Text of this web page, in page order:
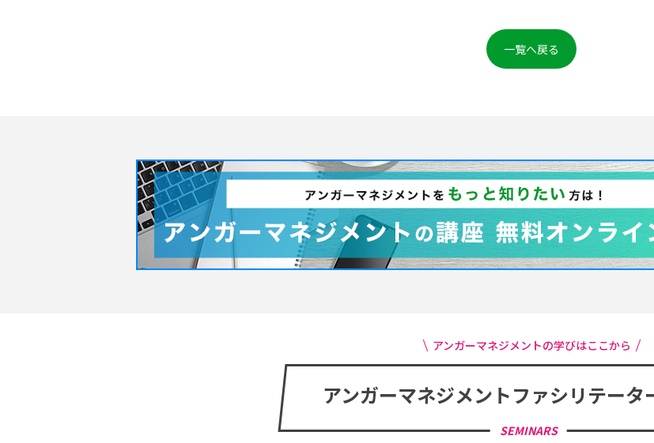
一覧へ戻る
アンガーマネジメントの学びはここから
アンガーマネジメントファシリテータ
SEMINARS